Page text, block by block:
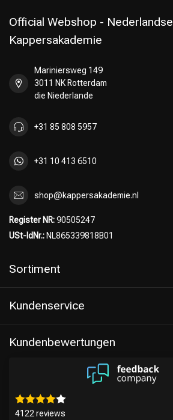
Official Webshop - Nederlandse
Kappersakademie
Mariniersweg 149
3011 NK Rotterdam
die Niederlande
+31 85 808 5957
+31 10 413 6510
shop@kappersakademie.nl
Register NR:90505247
USt-IdNr.: NL865339818B01
Sortiment
Kundenservice
Kundenbewertungen
4122 reviews